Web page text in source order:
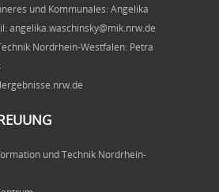
und Kommunales: Angelika
angelika.waschinsky@mik.nrw.de
Nordrhein-Westfalen: Petra
und Technik Nordrhein-